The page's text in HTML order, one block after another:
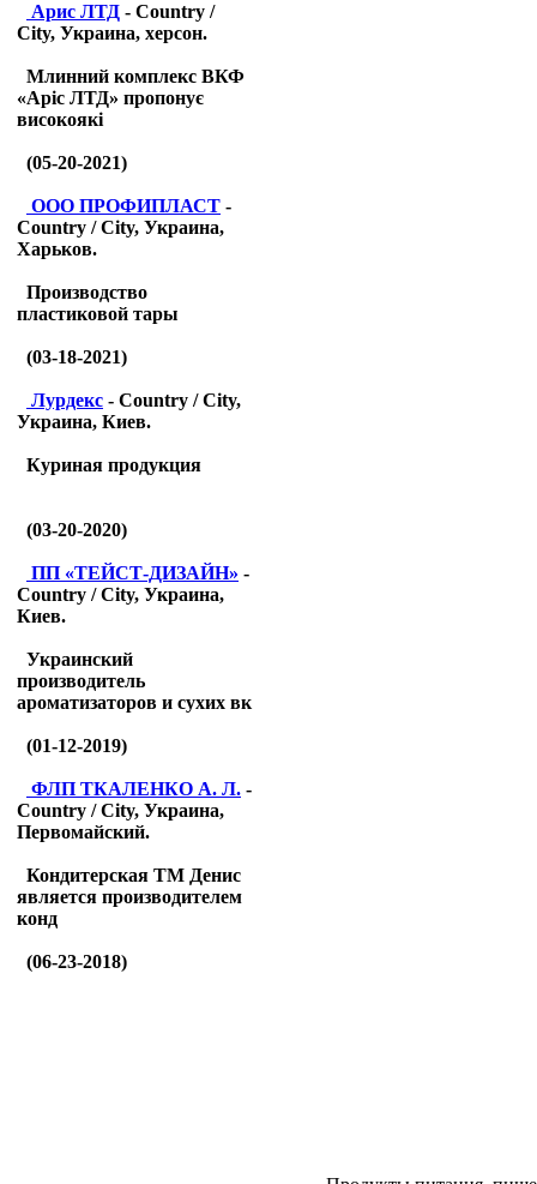
Арис ЛТД - Country /
City, Украина, херсон.
Млинний комплекс ВКФ
«Аріс ЛТД» пропонує
високоякі
(05-20-2021)
ООО ПРОФИПЛАСТ -
Country / City, Украина,
Харьков.
Производство
пластиковой тары
(03-18-2021)
Лурдекс - Country / City,
Украина, Киев.
Куриная продукция
(03-20-2020)
ПП «ТЕЙСТ-ДИЗАЙН» -
Country / City, Украина,
Киев.
Украинский
производитель
ароматизаторов и сухих вк
(01-12-2019)
ФЛП ТКАЛЕНКО А. Л. -
Country / City, Украина,
Первомайский.
Кондитерская ТМ Денис
является производителем
конд
(06-23-2018)